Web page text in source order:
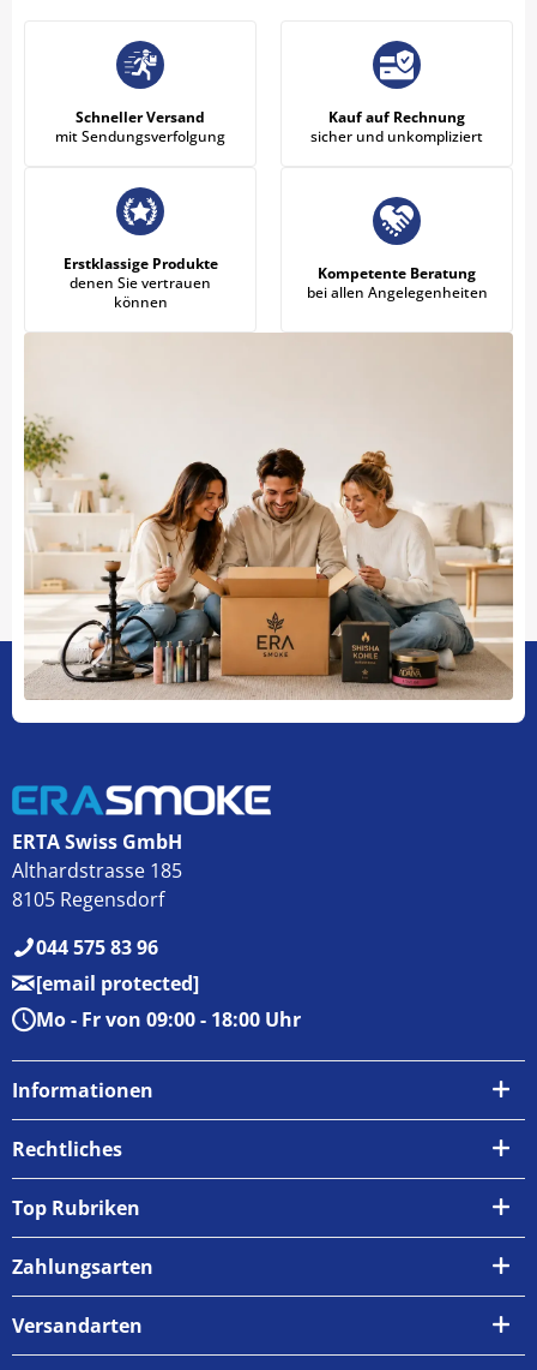
Schneller Versand
mit Sendungsverfolgung
Kauf auf Rechnung
sicher und unkompliziert
Erstklassige Produkte
denen Sie vertrauen
können
Kompetente Beratung
bei allen Angelegenheiten
ERTA Swiss GmbH
Althardstrasse 185
8105 Regensdorf
044 575 83 96
[email protected]
Mo - Fr von 09:00 - 18:00 Uhr
Informationen
Über uns
Zahlungsarten
Versand & Abholung
Newsletter
Rechtliches
AGB
Widerrufsrecht
Top Rubriken
Zahlungsarten
Versandarten